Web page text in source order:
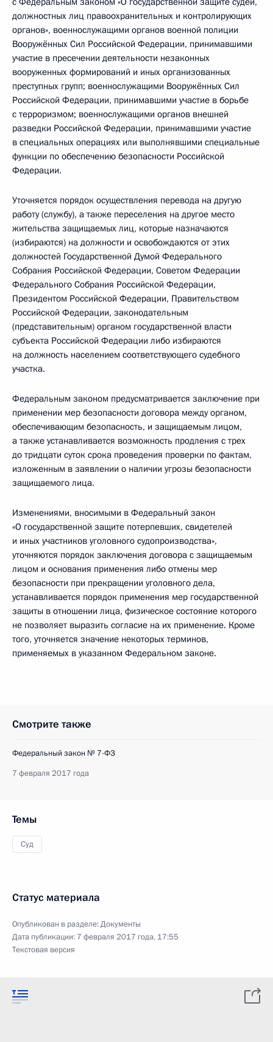
должностных лиц правоохранительных и контролирующих
органов», военнослужащими органов военной полиции
Вооружённых Сил Российской Федерации, принимавшими
участие в пресечении деятельности незаконных
вооруженных формирований и иных организованных
преступных групп; военнослужащими Вооружённых Сил
Российской Федерации, принимавшими участие в борьбе
с терроризмом; военнослужащими органов внешней
разведки Российской Федерации, принимавшими участие
в специальных операциях или выполнявшими специальные
функции по обеспечению безопасности Российской
Федерации.
Уточняется порядок осуществления перевода на другую
работу (службу), а также переселения на другое место
жительства защищаемых лиц, которые назначаются
(избираются) на должности и освобождаются от этих
должностей Государственной Думой Федерального
Собрания Российской Федерации, Советом Федерации
Федерального Собрания Российской Федерации,
Президентом Российской Федерации, Правительством
Российской Федерации, законодательным
(представительным) органом государственной власти
субъекта Российской Федерации либо избираются
на должность населением соответствующего судебного
участка.
Федеральным законом предусматривается заключение при
применении мер безопасности договора между органом,
обеспечивающим безопасность, и защищаемым лицом,
а также устанавливается возможность продления с трех
до тридцати суток срока проведения проверки по фактам,
изложенным в заявлении о наличии угрозы безопасности
защищаемого лица.
Изменениями, вносимыми в Федеральный закон
«О государственной защите потерпевших, свидетелей
и иных участников уголовного судопроизводства»,
уточняются порядок заключения договора с защищаемым
лицом и основания применения либо отмены мер
безопасности при прекращении уголовного дела,
устанавливается порядок применения мер государственной
защиты в отношении лица, физическое состояние которого
не позволяет выразить согласие на их применение. Кроме
того, уточняется значение некоторых терминов,
применяемых в указанном Федеральном законе.
Смотрите также
Федеральный закон № 7-ФЗ
7 февраля 2017 года
Темы
Суд
Статус материала
Опубликован в разделе:Документы
Дата публикации: 7 февраля 2017 года, 17:55
Текстовая версия